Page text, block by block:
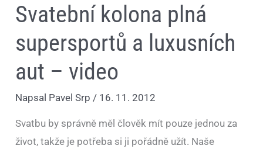
Svatební kolona plná
supersportů a luxusních
aut – video
Napsal Pavel Srp/ 16. 11. 2012
Svatbu by správně měl člověk mít pouze jednou za
život, takže je potřeba si ji pořádně užít. Naše